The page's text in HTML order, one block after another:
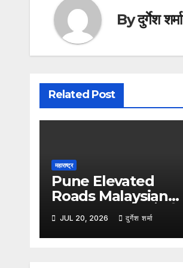
Byदुर्गेश शर्मा
Related Post
महाराष्ट्र
Pune Elevated
Roads Malaysian
Technology : पुणे की
एलिवेटेड सड़कों में होगी
मलेशियाई तकनीक का
JUL 20, 2026 दुर्गेश शर्मा